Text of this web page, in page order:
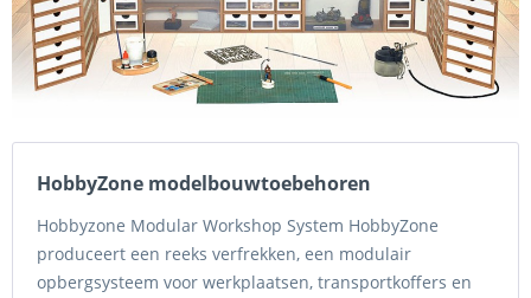
HobbyZone modelbouwtoebehoren
Hobbyzone Modular Workshop System HobbyZone
produceert een reeks verfrekken, een modulair
opbergsysteem voor werkplaatsen, transportkoffers en